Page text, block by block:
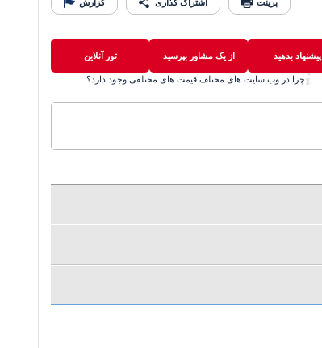
پیشنهاد بدهید از یک مشاور بپرسید
تور آنلاین
چرا در وب سایت های مختلف قیمت های مختلفی وجود دارد؟